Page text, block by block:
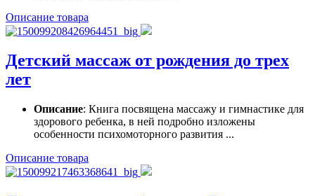
Описание товара
Детский массаж от рождения до трех
лет
Описание: Книга посвящена массажу и гимнастике для
здорового ребенка, в ней подробно изложены
особенности психомоторного развития ...
Описание товара